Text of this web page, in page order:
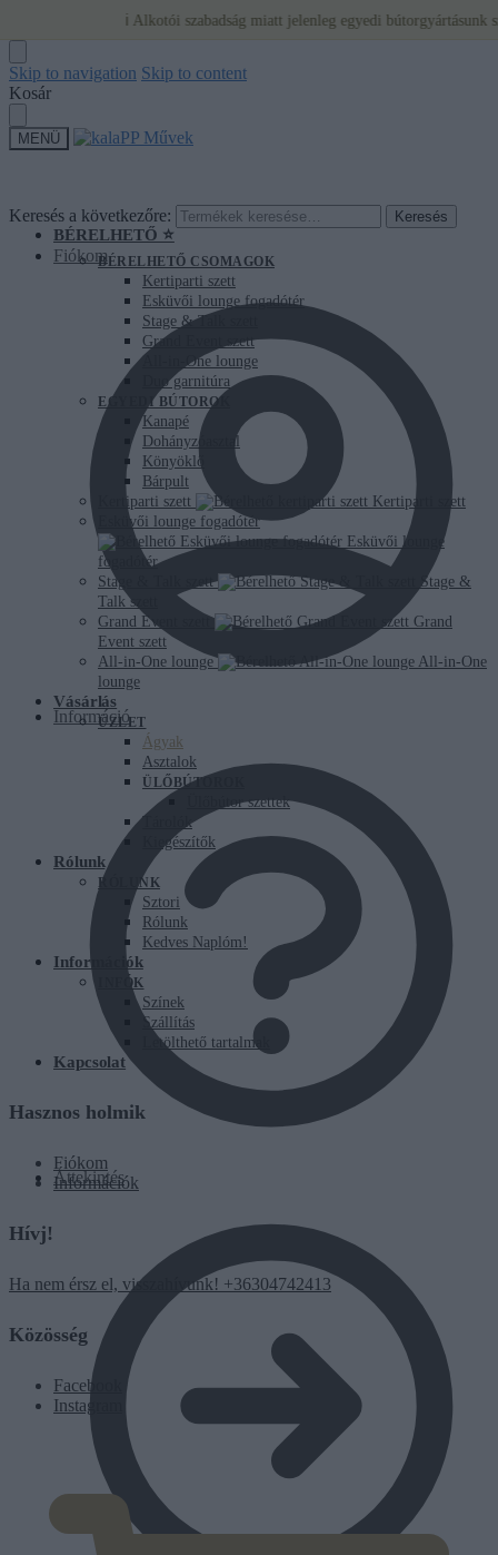
Skip to navigation Skip to content
Kosár
MENÜ
Keresés a következőre: Keresés
Fiókom
Információ
Áttekintés
BÉRELHETŐ ⭐
BÉRELHETŐ CSOMAGOK
Kertiparti szett
Esküvői lounge fogadótér
Stage & Talk szett
Grand Event szett
All-in-One lounge
Duo garnitúra
EGYEDI BÚTOROK
Kanapé
Dohányzóasztal
Könyöklő
Bárpult
Kertiparti szett
Kertiparti szett
Esküvői lounge fogadótér
Esküvői lounge
fogadótér
Stage & Talk szett
Stage &
Talk szett
Grand Event szett
Grand
Event szett
All-in-One lounge
All-in-One
lounge
Vásárlás
ÜZLET
Ágyak
Asztalok
ÜLŐBÚTOROK
Ülőbútor szettek
Tárolók
Kiegészítők
Rólunk
RÓLUNK
Sztori
Rólunk
Kedves Naplóm!
Információk
INFÓK
Színek
Szállítás
Letölthető tartalmak
Kapcsolat
Hasznos holmik
Fiókom
Információk
Hívj!
Ha nem érsz el, visszahívunk! +36304742413
Közösség
Facebook
Instagram
ℹ️ Alkotói szabadság miatt jelenleg egyedi bútorgyártásunk